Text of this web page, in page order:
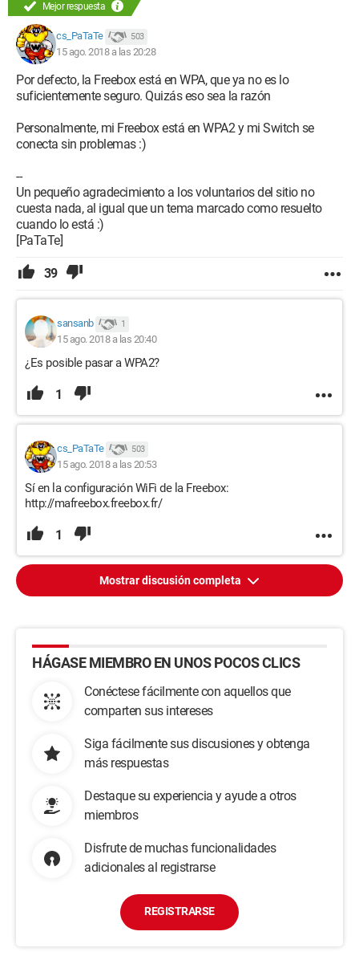
Mejor respuesta
cs_PaTaTe 503
15 ago. 2018 a las 20:28
Por defecto, la Freebox está en WPA, que ya no es lo
suficientemente seguro. Quizás eso sea la razón
Personalmente, mi Freebox está en WPA2 y mi Switch se
conecta sin problemas :)
--
Un pequeño agradecimiento a los voluntarios del sitio no
cuesta nada, al igual que un tema marcado como resuelto
cuando lo está :)
[PaTaTe]
39
sansanb 1
15 ago. 2018 a las 20:40
¿Es posible pasar a WPA2?
1
cs_PaTaTe 503
15 ago. 2018 a las 20:53
Sí en la configuración WiFi de la Freebox:
http://mafreebox.freebox.fr/
1
Mostrar discusión completa
HÁGASE MIEMBRO EN UNOS POCOS CLICS
Conéctese fácilmente con aquellos que
comparten sus intereses
Siga fácilmente sus discusiones y obtenga
más respuestas
Destaque su experiencia y ayude a otros
miembros
Disfrute de muchas funcionalidades
adicionales al registrarse
REGISTRARSE